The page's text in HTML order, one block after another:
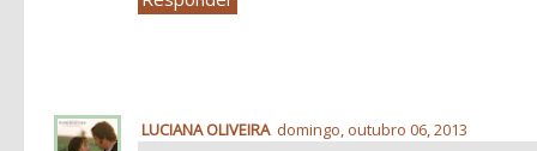
LUCIANA OLIVEIRA domingo, outubro 06, 2013